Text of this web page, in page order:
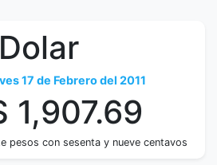
Dolar
17 de Febrero del 2011
1,907.69
pesos con sesenta y nueve centavos